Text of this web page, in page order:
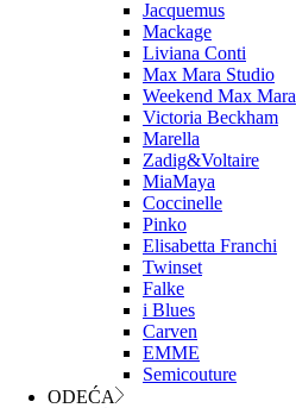
Jacquemus
Mackage
Liviana Conti
Max Mara Studio
Weekend Max Mara
Victoria Beckham
Marella
Zadig&Voltaire
MiaMaya
Coccinelle
Pinko
Elisabetta Franchi
Twinset
Falke
i Blues
Carven
EMME
Semicouture
ODEĆA